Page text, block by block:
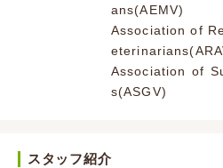
ans(AEMV)
Association of
Association of
s(ASGV)
スタッフ紹介